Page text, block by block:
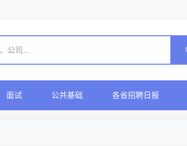
面试 公共基础 各省招聘日报